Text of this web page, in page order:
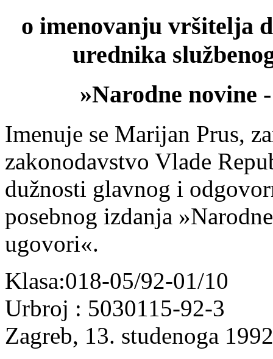
o imenovanju vršitelja
urednika
»Narodne novine
Imenuje se Marijan Prus,
zakonodavstvo Vlade
dužnosti glavnog i
posebnog izdanja
ugovori«.
Klasa:018-05/92-01/10
Urbroj : 5030115-92-3
Zagreb, 13. studenoga